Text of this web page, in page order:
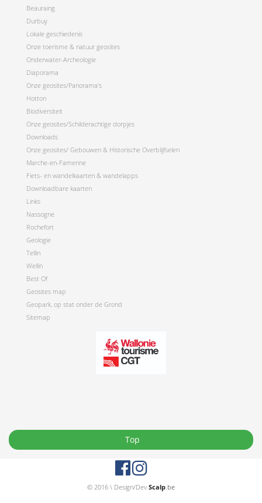
Beauraing
Durbuy
Lokale geschiedenis
Onze toerisme & natuur geosites
Onderwater-Archeologie
Diaporama
Onze geosites/Panorama's
Hotton
Biodiversiteit
Onze geosites/Schilderachtige dorpjes
Downloads
Onze geosites/ Gebouwen & Historische Overblijfselen
Marche-en-Famenne
Fiets- en wandelkaarten & wandelapps
Downloadbare kaarten
Links
Nassogne
Rochefort
Geologie
Tellin
Wellin
Best Of
Geosites map
Geopark, op stat onder de Grond
Sitemap
© 2016 \ Design/Dev Scalp.be
Top